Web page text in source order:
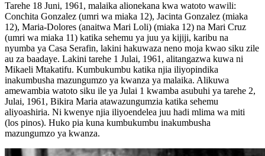
Tarehe 18 Juni, 1961, malaika alionekana kwa watoto wawili:
Conchita Gonzalez (umri wa miaka 12), Jacinta Gonzalez (miaka
12), Maria-Dolores (anaitwa Mari Loli) (miaka 12) na Mari Cruz
(umri wa miaka 11) katika sehemu ya juu ya kijiji, karibu na
nyumba ya Casa Serafin, lakini hakuwaza neno moja kwao siku zile
au za baadaye. Lakini tarehe 1 Julai, 1961, alitangazwa kuwa ni
Mikaeli Mtakatifu. Kumbukumbu katika njia iliyopindika
inakumbusha mazungumzo ya kwanza ya malaika. Alikuwa
amewambia watoto siku ile ya Julai 1 kwamba asubuhi ya tarehe 2,
Julai, 1961, Bikira Maria atawazungumzia katika sehemu
aliyoashiria. Ni kwenye njia iliyoendelea juu hadi mlima wa miti
(los pinos). Huko pia kuna kumbukumbu inakumbusha
mazungumzo ya kwanza.